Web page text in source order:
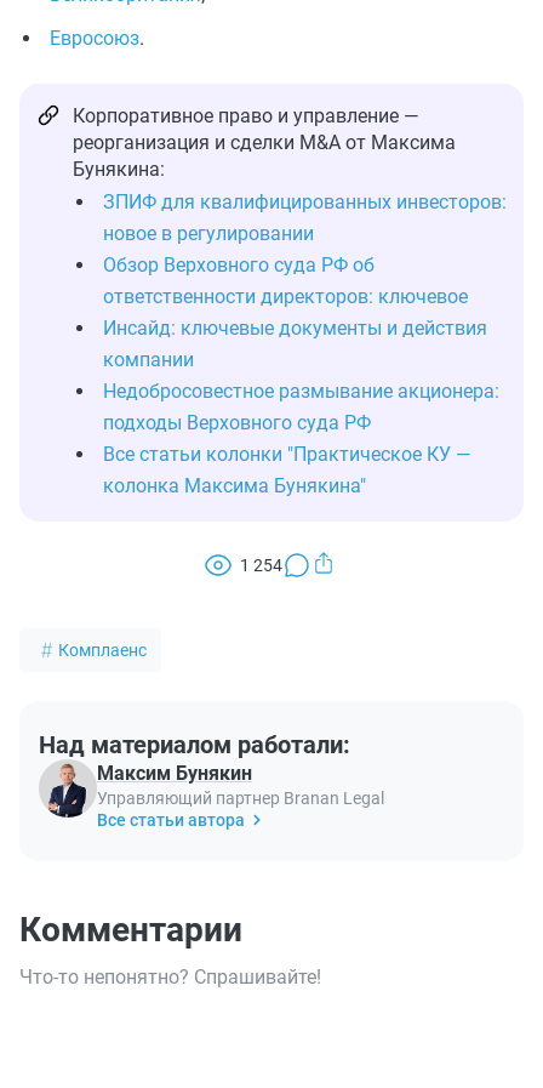
Евросоюз.
Корпоративное право и управление —
реорганизация и сделки M&A от Максима
Бунякина:
ЗПИФ для квалифицированных инвесторов:
новое в регулировании
Обзор Верховного суда РФ об
ответственности директоров: ключевое
Инсайд: ключевые документы и действия
компании
Недобросовестное размывание акционера:
подходы Верховного суда РФ
Все статьи колонки "Практическое КУ —
колонка Максима Бунякина"
1 254
Комплаенс
Над материалом работали:
Максим Бунякин
Управляющий партнер Branan Legal
Все статьи автора
Комментарии
Что-то непонятно? Спрашивайте!